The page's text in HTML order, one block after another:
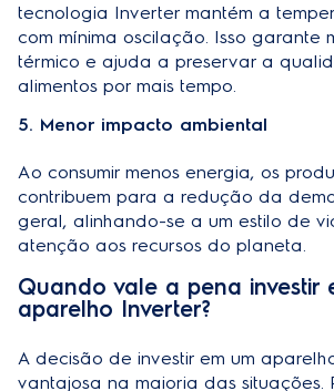
tecnologia Inverter mantém a
com mínima oscilação. Isso garante
térmico e ajuda a preservar a
alimentos por mais tempo.
5. Menor impacto ambiental
Ao consumir menos energia, os
contribuem para a redução da
geral, alinhando-se a um estilo de
atenção aos recursos do planeta.
Quando vale a pena investir
aparelho Inverter?
A decisão de investir em um
vantajosa na maioria das situações.